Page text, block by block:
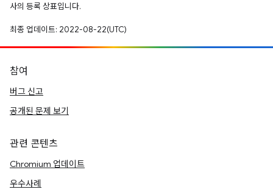
사의 등록 상표입니다.
최종 업데이트: 2022-08-22(UTC)
참여
버그 신고
공개된 문제 보기
관련 콘텐츠
Chromium 업데이트
우수사례